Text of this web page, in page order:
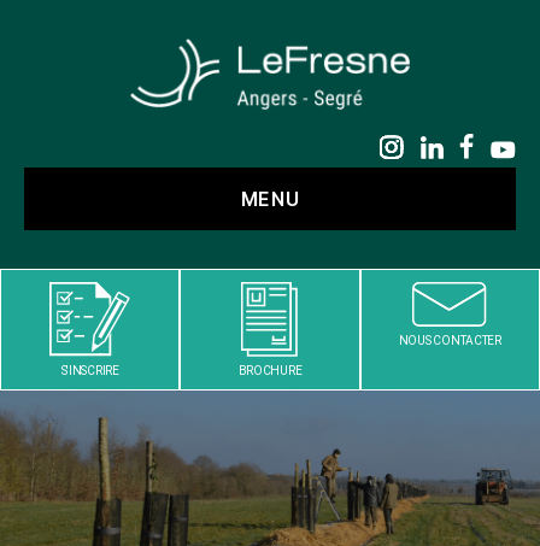
MENU
S'INSCRIRE BROCHURE
NOUS CONTACTER